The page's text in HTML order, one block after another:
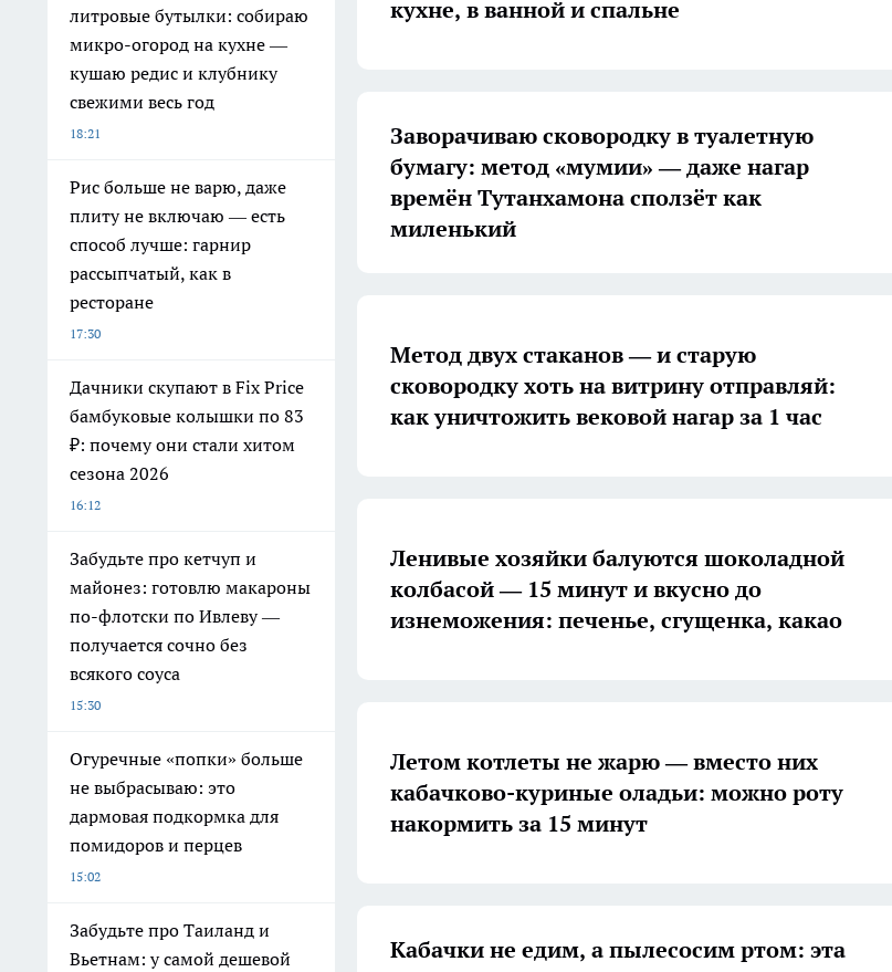
литровые бутылки: собираю
микро-огород на кухне —
кушаю редис и клубнику
свежими весь год
18:21
Рис больше не варю, даже
плиту не включаю — есть
способ лучше: гарнир
рассыпчатый, как в
ресторане
17:30
Дачники скупают в Fix Price
бамбуковые колышки по 83
₽: почему они стали хитом
сезона 2026
16:12
Забудьте про кетчуп и
майонез: готовлю макароны
по-флотски по Ивлеву —
получается сочно без
всякого соуса
15:30
Огуречные «попки» больше
не выбрасываю: это
дармовая подкормка для
помидоров и перцев
15:02
Забудьте про Таиланд и
Вьетнам: у самой дешевой
кухне, в ванной и спальне
Заворачиваю сковородку в туалетную
бумагу: метод «мумии» — даже нагар
времён Тутанхамона сползёт как
миленький
Метод двух стаканов — и старую
сковородку хоть на витрину отправляй:
как уничтожить вековой нагар за 1 час
Ленивые хозяйки балуются шоколадной
колбасой — 15 минут и вкусно до
изнеможения: печенье, сгущенка, какао
Летом котлеты не жарю — вместо них
кабачково-куриные оладьи: можно роту
накормить за 15 минут
Кабачки не едим, а пылесосим ртом: эта